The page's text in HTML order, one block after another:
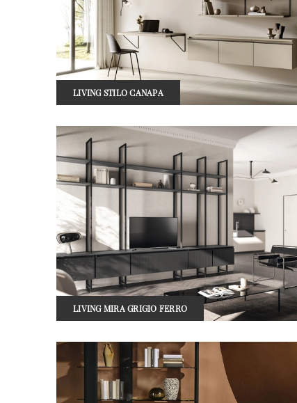
LIVING STILO CANAPA
LIVING MIRA GRIGIO FERRO